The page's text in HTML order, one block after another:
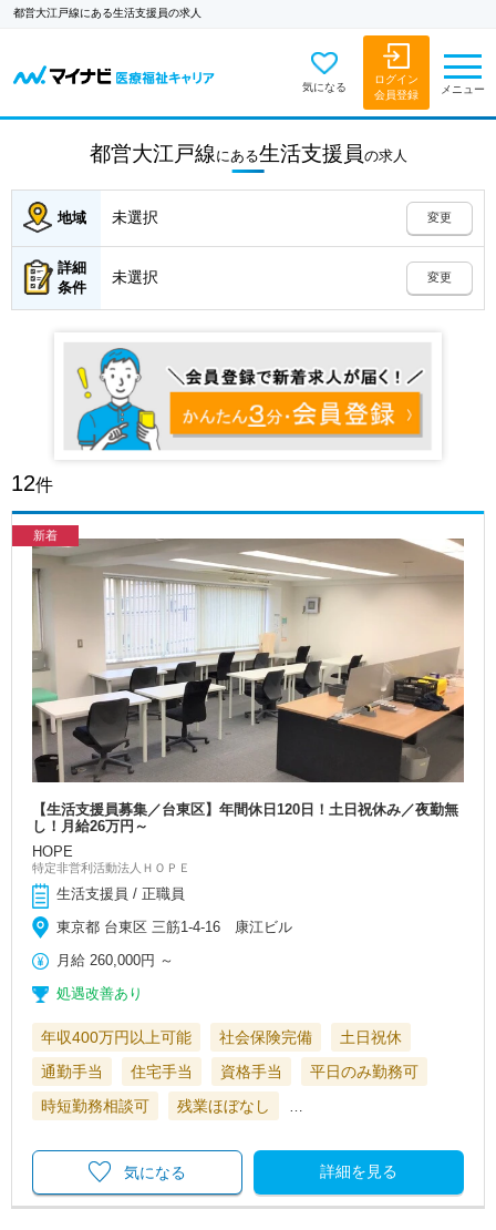
都営大江戸線にある生活支援員の求人
気になる
ログイン
会員登録
メニュー
都営大江戸線 にある生活支援員の求人
地域 未選択 変更
詳細
条件
未選択 変更
12件
新着
【生活支援員募集／台東区】年間休日120日！土日祝休み／夜勤無
し！月給26万円～
HOPE
特定非営利活動法人ＨＯＰＥ
生活支援員 / 正職員
東京都 台東区 三筋1-4-16 康江ビル
月給 260,000円 ～
処遇改善あり
年収400万円以上可能 社会保険完備
土日祝休
通勤手当
住宅手当 資格手当
平日のみ勤務可
時短勤務相談可
残業ほぼなし
詳細を見る
気になる